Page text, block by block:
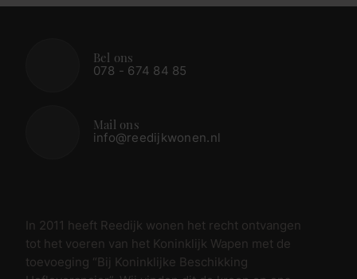
Bel ons
078 - 674 84 85
Mail ons
info@reedijkwonen.nl
In 2011 heeft Reedijk wonen het recht ontvangen
tot het voeren van het Koninklijk Wapen met de
toevoeging “Bij Koninklijke Beschikking